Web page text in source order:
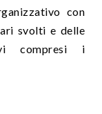
con
svolti e delle
compresi i